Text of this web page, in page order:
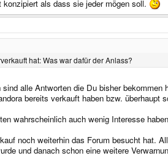
als dass sie jeder mögen soll.
hat: Was war dafür der Anlass?
alle Antworten die Du bisher
bereits verkauft haben bzw. überhaupt
wahrscheinlich auch wenig Interesse
noch weiterhin das Forum besucht hat.
und danach schon eine weitere